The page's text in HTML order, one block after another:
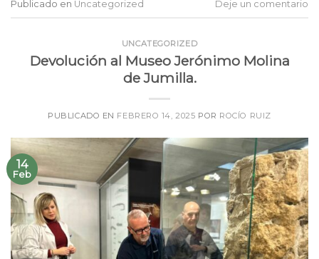
Publicado en Uncategorized Deje un comentario
UNCATEGORIZED
Devolución al Museo Jerónimo Molina
de Jumilla.
PUBLICADO EN FEBRERO 14, 2025 POR ROCÍO RUIZ
14
Feb